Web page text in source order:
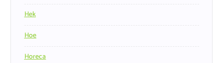
Hek
Hoe
Horeca